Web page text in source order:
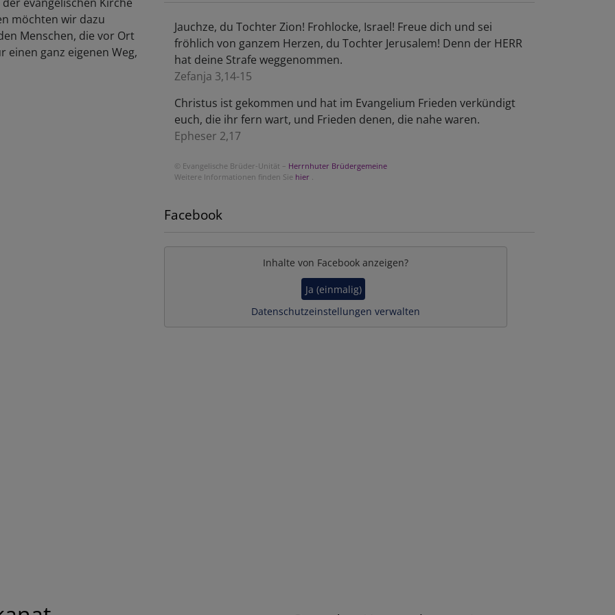
möchten wir dazu
Menschen, die vor Ort
einen ganz eigenen Weg,
Jauchze, du Tochter Zion! Frohlocke, Israel! Freue dich und sei
fröhlich von ganzem Herzen, du Tochter Jerusalem! Denn der HERR
hat deine Strafe weggenommen.
Zefanja 3,14-15
Christus ist gekommen und hat im Evangelium Frieden verkündigt
euch, die ihr fern wart, und Frieden denen, die nahe waren.
Epheser 2,17
© Evangelische Brüder-Unität – Herrnhuter Brüdergemeine
Weitere Informationen finden Sie hier .
Facebook
Inhalte von Facebook anzeigen?
Ja (einmalig)
Datenschutzeinstellungen verwalten